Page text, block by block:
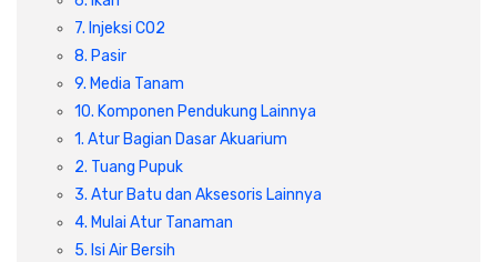
7. Injeksi CO2
8. Pasir
9. Media Tanam
10. Komponen Pendukung Lainnya
1. Atur Bagian Dasar Akuarium
2. Tuang Pupuk
3. Atur Batu dan Aksesoris Lainnya
4. Mulai Atur Tanaman
5. Isi Air Bersih